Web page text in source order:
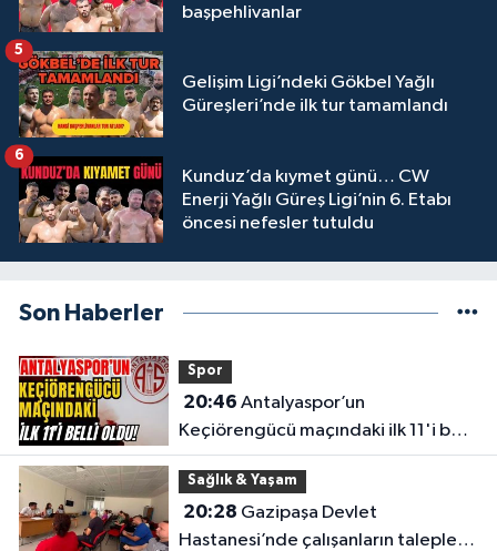
başpehlivanlar
Gelişim Ligi’ndeki Gökbel Yağlı
Güreşleri’nde ilk tur tamamlandı
5
Kunduz’da kıymet günü… CW
Enerji Yağlı Güreş Ligi’nin 6. Etabı
öncesi nefesler tutuldu
6
Son Haberler
Spor
20:46
Keçiörengücü maçındaki ilk 11'i belli
oldu!
Sağlık & Yaşam
20:28
Hastanesi’nde çalışanların talepleri